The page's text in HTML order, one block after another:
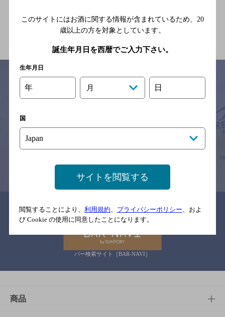
関連ページ
※それぞれのお店のメニューや営業時間などの掲載情報については、
予告なしに変更されることがありますので、
念のためお店にご確認の上ご来店くださいますようお願い申し上げま
情報提供：ぐるなび
関連リンク
バー検索サイト［BAR-NAVI］
商品
このサイトにはお酒に関する情報が含まれているため、 20
歳以上の方を対象としています。
誕生年月日を西暦でご入力下さい。
生年月日
年 月 日
国
サイトを閲覧する
閲覧することにより、 利用規約、 プライバシーポリシー、およ
び Cookie の使用に同意したことになります。